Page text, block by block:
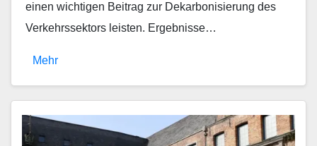
einen wichtigen Beitrag zur Dekarbonisierung des
Verkehrssektors leisten. Ergebnisse…
Mehr